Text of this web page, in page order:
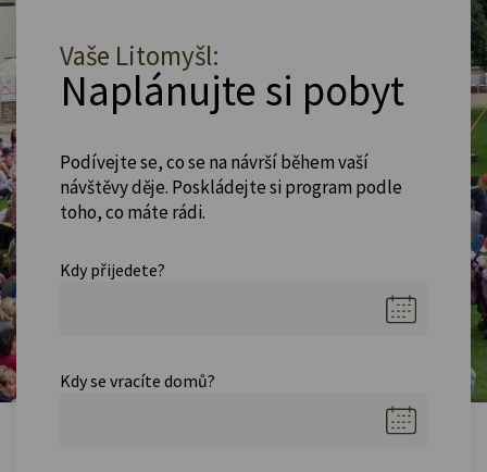
Vaše Litomyšl:
Naplánujte si pobyt
Podívejte se, co se na návrší během vaší
návštěvy děje. Poskládejte si program podle
toho, co máte rádi.
Kdy přijedete?
Kdy se vracíte domů?